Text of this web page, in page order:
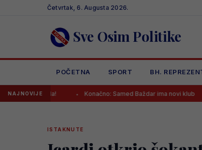
Četvrtak, 6. Augusta 2026.
Sve Osim Politike
POČETNA SPORT BH.
NAJNOVIJE Konačno: Samed Baždar ima novi klub Da li
ISTAKNUTE